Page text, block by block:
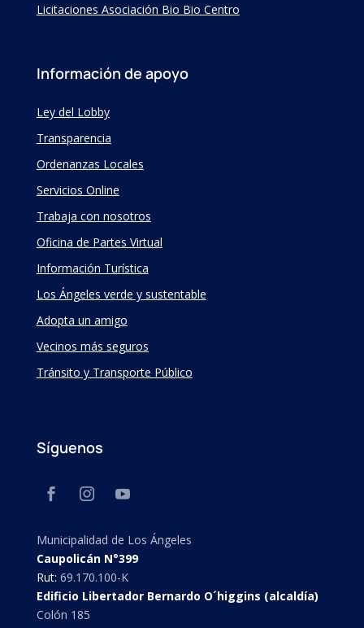
Licitaciones Asociación Bio Bio Centro
Información de apoyo
Ley del Lobby
Transparencia
Ordenanzas Locales
Servicios Online
Trabaja con nosotros
Oficina de Partes Virtual
Información Turística
Los Ángeles verde y sustentable
Adopta un amigo
Vecinos más seguros
Tránsito y Transporte Público
Síguenos
Municipalidad de Los Ángeles
Caupolicán N°399
Rut: 69.170.100-K
Edificio Libertador Bernardo O´higgins (alcaldía)
Colón 185